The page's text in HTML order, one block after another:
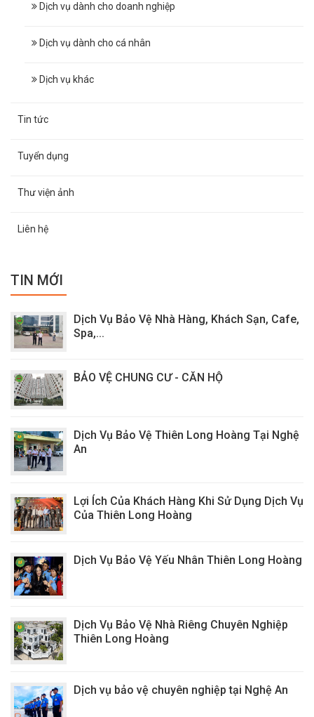
Dịch vụ dành cho doanh nghiệp
Dịch vụ dành cho cá nhân
Dịch vụ khác
Tin tức
Tuyển dụng
Thư viện ảnh
Liên hệ
TIN MỚI
Dịch Vụ Bảo Vệ Nhà Hàng, Khách Sạn, Cafe,
Spa,...
BẢO VỆ CHUNG CƯ - CĂN HỘ
Dịch Vụ Bảo Vệ Thiên Long Hoàng Tại Nghệ
An
Lợi Ích Của Khách Hàng Khi Sử Dụng Dịch Vụ
Của Thiên Long Hoàng
Dịch Vụ Bảo Vệ Yếu Nhân Thiên Long Hoàng
Dịch Vụ Bảo Vệ Nhà Riêng Chuyên Nghiệp
Thiên Long Hoàng
Dịch vụ bảo vệ chuyên nghiệp tại Nghệ An